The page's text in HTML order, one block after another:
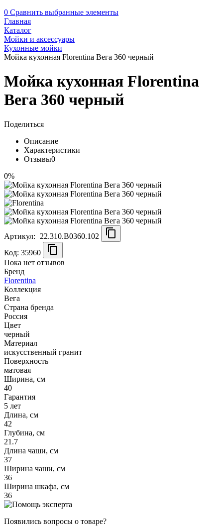
0 Сравнить выбранные элементы
Главная
Каталог
Мойки и аксессуары
Кухонные мойки
Мойка кухонная Florentina Вега 360 черный
Мойка кухонная Florentina
Вега 360 черный
Поделиться
Описание
Характеристики
Отзывы0
0%
Артикул:
22.310.B0360.102
Код: 35960
Пока нет отзывов
Бренд
Florentina
Коллекция
Вега
Страна бренда
Россия
Цвет
черный
Материал
искусственный гранит
Поверхность
матовая
Ширина, см
40
Гарантия
5 лет
Длина, см
42
Глубина, см
21.7
Длина чаши, см
37
Ширина чаши, см
36
Ширина шкафа, см
36
Появились вопросы о товаре?